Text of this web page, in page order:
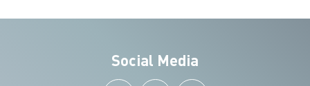
Social Media